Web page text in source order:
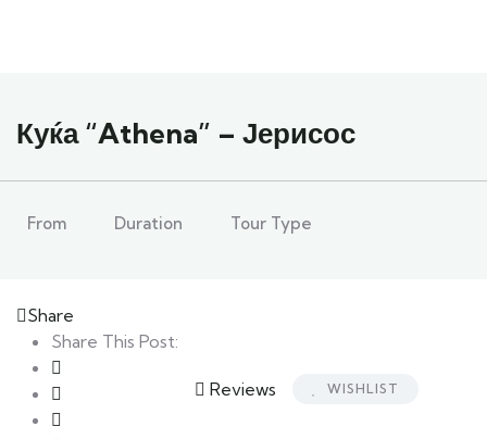
Куќа “Athena” – Јерисос
From Duration Tour Type
Share
Share This Post:
Reviews WISHLIST